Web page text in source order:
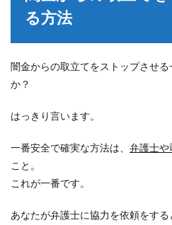
る方法
闇金からの取立てをストップさせ
か？
はっきり言います。
一番安全で確実な方法は、 弁護士や
こと。
これが一番です。
あなたが弁護士に協力を依頼をす